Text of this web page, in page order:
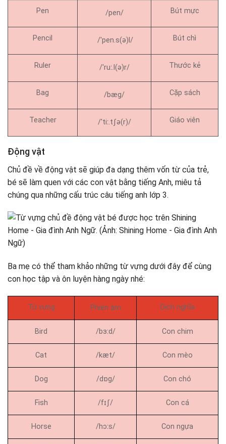
Pen /pen/ Bút mực
Pencil /ˈpen.s(ə)l/ Bút chì
Ruler /ˈruː.l(ə)r/ Thước kẻ
Bag /bæg/ Cặp sách
Teacher /ˈtiː.tʃə(r)/ Giáo viên
Động vật
Chủ đề về động vật sẽ giúp đa dạng thêm vốn từ của trẻ,
bé sẽ làm quen với các con vật bằng tiếng Anh, miêu tả
chúng qua những cấu trúc câu tiếng anh lớp 3.
Ba mẹ có thể tham khảo những từ vựng dưới đây để cùng
con học tập và ôn luyện hàng ngày nhé:
Từ vựng Phiên âm Dịch nghĩa
Bird /bɜːd/ Con chim
Cat /kæt/ Con mèo
Dog /dɒɡ/ Con chó
Fish /fɪʃ/ Con cá
Horse /hɔːs/ Con ngựa